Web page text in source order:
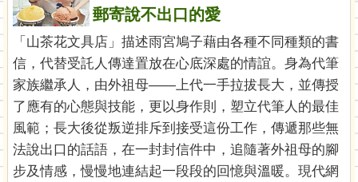
郵寄說不出口的愛
「山茶花文具店」描述雨宮鳩子藉由各種不同種類的書
信，代替受託人傳達置放在心底深處的情誼。身為代筆
家族繼承人，由外祖母——上代一手拉拔長大，並傳授
了應有的心態與技能，更以身作則，塑立代筆人的最佳
風範；長大後從叛逆排斥到接受這份工作，傳遞那些無
法說出口的話語，在一封封信件中，追隨著外祖母的腳
步及情感，慢慢地連結起一段段的回憶與溫暖。現代網